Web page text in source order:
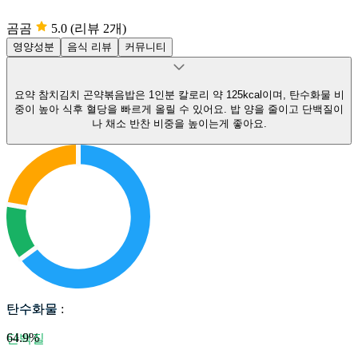
곰곰 5.0 (리뷰 2개)
영양성분 음식 리뷰 커뮤니티
요약 참치김치 곤약볶음밥은 1인분 칼로리 약 125kcal이며, 탄수화물 비
중이 높아 식후 혈당을 빠르게 올릴 수 있어요. 밥 양을 줄이고 단백질이
나 채소 반찬 비중을 높이는게 좋아요.
탄수화물
단백질
탄수화물 :
64.9%